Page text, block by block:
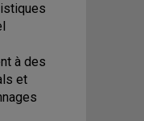
à des
et